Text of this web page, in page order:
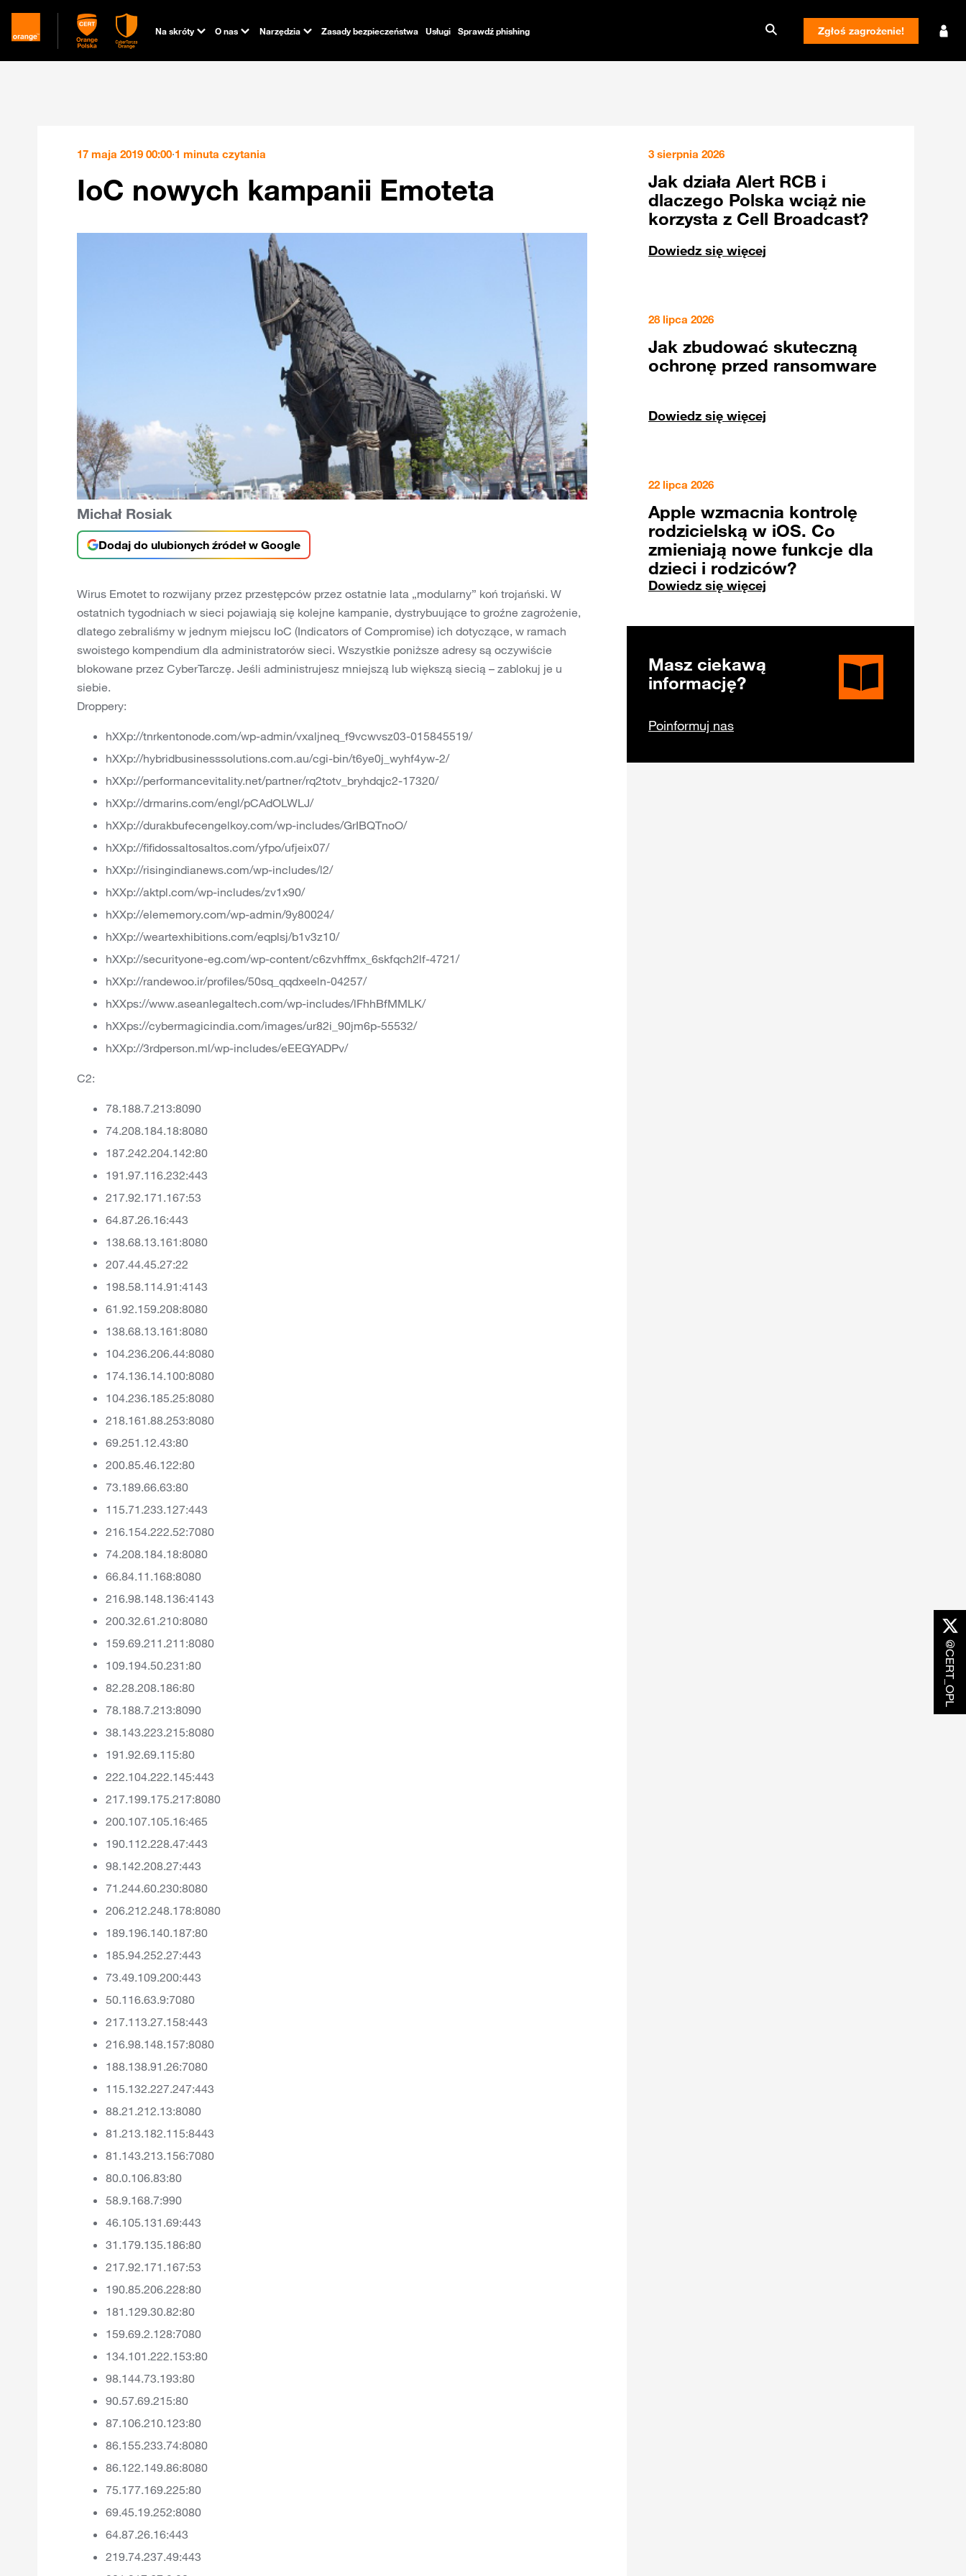
Na skróty O nas Narzędzia Zasady bezpieczeństwa Usługi Sprawdź phishing Zgłoś zagrożenie!
@CERT_OPL
17 maja 2019 00:00·1 minuta czytania
IoC nowych kampanii Emoteta
Michał Rosiak
Dodaj do ulubionych źródeł w Google
Wirus Emotet to rozwijany przez przestępców przez ostatnie lata „modularny” koń trojański. W
ostatnich tygodniach w sieci pojawiają się kolejne kampanie, dystrybuujące to groźne zagrożenie,
dlatego zebraliśmy w jednym miejscu IoC (Indicators of Compromise) ich dotyczące, w ramach
swoistego kompendium dla administratorów sieci. Wszystkie poniższe adresy są oczywiście
blokowane przez CyberTarczę. Jeśli administrujesz mniejszą lub większą siecią – zablokuj je u
siebie.
Droppery:
hXXp://tnrkentonode.com/wp-admin/vxaljneq_f9vcwvsz03-015845519/
hXXp://hybridbusinesssolutions.com.au/cgi-bin/t6ye0j_wyhf4yw-2/
hXXp://performancevitality.net/partner/rq2totv_bryhdqjc2-17320/
hXXp://drmarins.com/engl/pCAdOLWLJ/
hXXp://durakbufecengelkoy.com/wp-includes/GrIBQTnoO/
hXXp://fifidossaltosaltos.com/yfpo/ufjeix07/
hXXp://risingindianews.com/wp-includes/l2/
hXXp://aktpl.com/wp-includes/zv1x90/
hXXp://elememory.com/wp-admin/9y80024/
hXXp://weartexhibitions.com/eqplsj/b1v3z10/
hXXp://securityone-eg.com/wp-content/c6zvhffmx_6skfqch2lf-4721/
hXXp://randewoo.ir/profiles/50sq_qqdxeeln-04257/
hXXps://www.aseanlegaltech.com/wp-includes/lFhhBfMMLK/
hXXps://cybermagicindia.com/images/ur82i_90jm6p-55532/
hXXp://3rdperson.ml/wp-includes/eEEGYADPv/
C2:
78.188.7.213:8090
74.208.184.18:8080
187.242.204.142:80
191.97.116.232:443
217.92.171.167:53
64.87.26.16:443
138.68.13.161:8080
207.44.45.27:22
198.58.114.91:4143
61.92.159.208:8080
138.68.13.161:8080
104.236.206.44:8080
174.136.14.100:8080
104.236.185.25:8080
218.161.88.253:8080
69.251.12.43:80
200.85.46.122:80
73.189.66.63:80
115.71.233.127:443
216.154.222.52:7080
74.208.184.18:8080
66.84.11.168:8080
216.98.148.136:4143
200.32.61.210:8080
159.69.211.211:8080
109.194.50.231:80
82.28.208.186:80
78.188.7.213:8090
38.143.223.215:8080
191.92.69.115:80
222.104.222.145:443
217.199.175.217:8080
200.107.105.16:465
190.112.228.47:443
98.142.208.27:443
71.244.60.230:8080
206.212.248.178:8080
189.196.140.187:80
185.94.252.27:443
73.49.109.200:443
50.116.63.9:7080
217.113.27.158:443
216.98.148.157:8080
188.138.91.26:7080
115.132.227.247:443
88.21.212.13:8080
81.213.182.115:8443
81.143.213.156:7080
80.0.106.83:80
58.9.168.7:990
46.105.131.69:443
31.179.135.186:80
217.92.171.167:53
190.85.206.228:80
181.129.30.82:80
159.69.2.128:7080
134.101.222.153:80
98.144.73.193:80
90.57.69.215:80
87.106.210.123:80
86.155.233.74:8080
86.122.149.86:8080
75.177.169.225:80
69.45.19.252:8080
64.87.26.16:443
219.74.237.49:443
3 sierpnia 2026
Jak działa Alert RCB i
dlaczego Polska wciąż nie
korzysta z Cell Broadcast?
Dowiedz się więcej
28 lipca 2026
Jak zbudować skuteczną
ochronę przed ransomware
Dowiedz się więcej
22 lipca 2026
Apple wzmacnia kontrolę
rodzicielską w iOS. Co
zmieniają nowe funkcje dla
dzieci i rodziców?
Dowiedz się więcej
Masz ciekawą
informację?
Poinformuj nas